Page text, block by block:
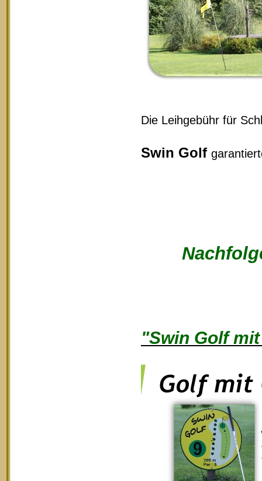
Die Leihgebühr für
Swin Golf
"Swin Golf